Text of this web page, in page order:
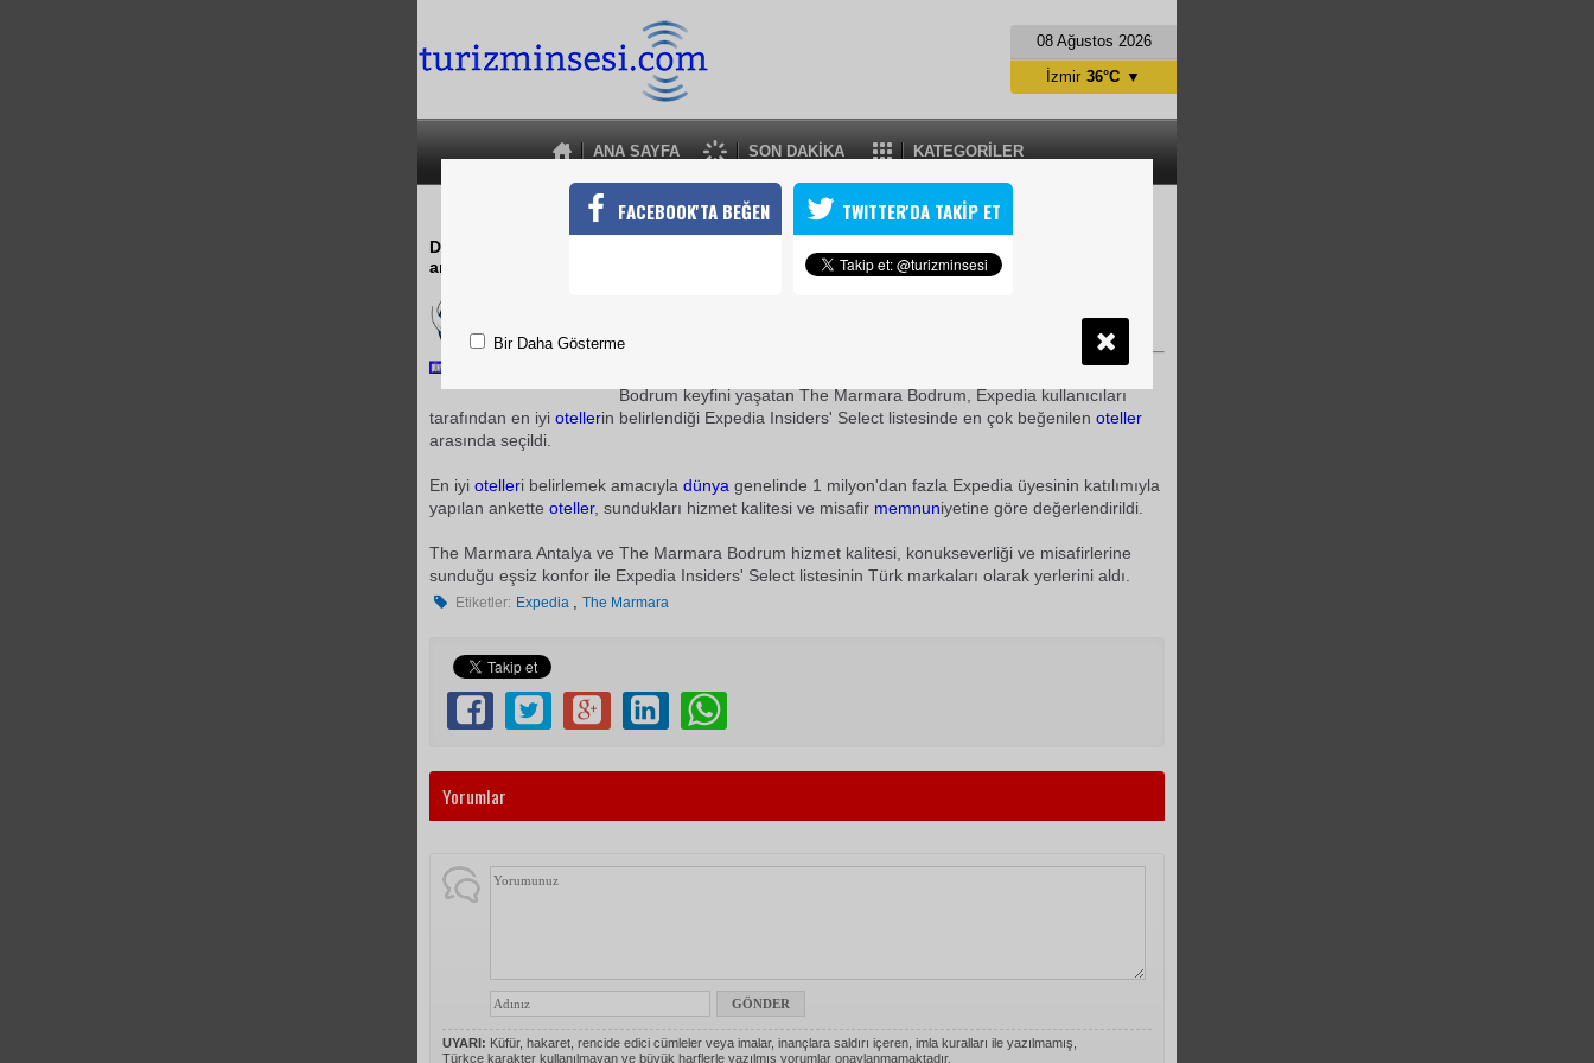
08 Ağustos 2026
ANA SAYFA SON DAKİKA KATEGORİLER
İzmir 36°C ▼
EXPEDİADAN THE MARMARAYA ÖDÜL
Dünyanın en büyük online seyahat acentesi Expedia üyelerinin en beğendikleri oteller
arasında The Marmara Antalya ve The Marmara Bodrum da yerini aldı
Bodrum keyfini yaşatan The Marmara Bodrum, Expedia kullanıcıları
tarafından en iyi otellerin belirlendiği Expedia Insiders' Select listesinde en çok beğenilen oteller
arasında seçildi.
En iyi otelleri belirlemek amacıyla dünya genelinde 1 milyon'dan fazla Expedia üyesinin katılımıyla
yapılan ankette oteller, sundukları hizmet kalitesi ve misafir memnuniyetine göre değerlendirildi.
The Marmara Antalya ve The Marmara Bodrum hizmet kalitesi, konukseverliği ve misafirlerine
sunduğu eşsiz konfor ile Expedia Insiders' Select listesinin Türk markaları olarak yerlerini aldı.
Etiketler: Expedia ,The Marmara
Yorumlar
UYARI: Küfür, hakaret, rencide edici cümleler veya imalar, inançlara saldırı içeren, imla kuralları ile yazılmamış,
Türkçe karakter kullanılmayan ve büyük harflerle yazılmış yorumlar onaylanmamaktadır.
FACEBOOK'TA BEĞEN TWITTER'DA TAKİP ET
Bir Daha Gösterme